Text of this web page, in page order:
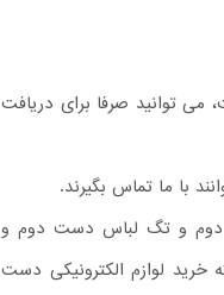
توانید صرفا برای دریافت
با ما تماس بگیرند.
دوم و تگ لباس دست دوم و
خرید لوازم الکترونیکی دست